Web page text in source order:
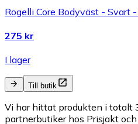
Rogelli Core Bodyväst - Svart
275 kr
I lager
Till butik
Vi har hittat produkten i totalt
partnerbutiker hos Prisjakt